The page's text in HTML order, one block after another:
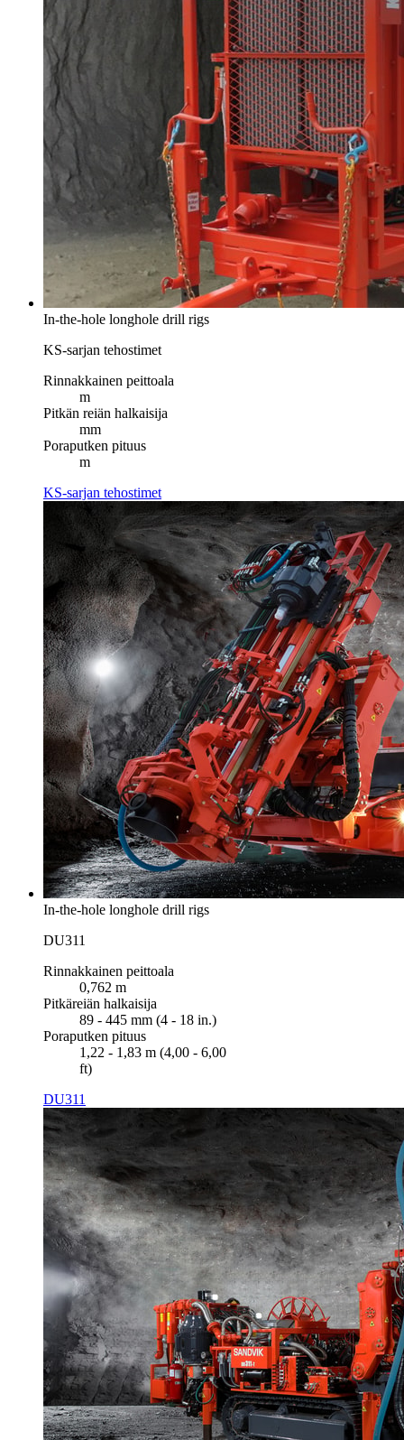
In-the-hole longhole drill rigs
KS-sarjan tehostimet
Rinnakkainen peittoala
m
Pitkän reiän halkaisija
mm
Poraputken pituus
m
KS-sarjan tehostimet
In-the-hole longhole drill rigs
DU311
Rinnakkainen peittoala
0,762 m
Pitkäreiän halkaisija
89 - 445 mm (4 - 18 in.)
Poraputken pituus
1,22 - 1,83 m (4,00 - 6,00
ft)
DU311